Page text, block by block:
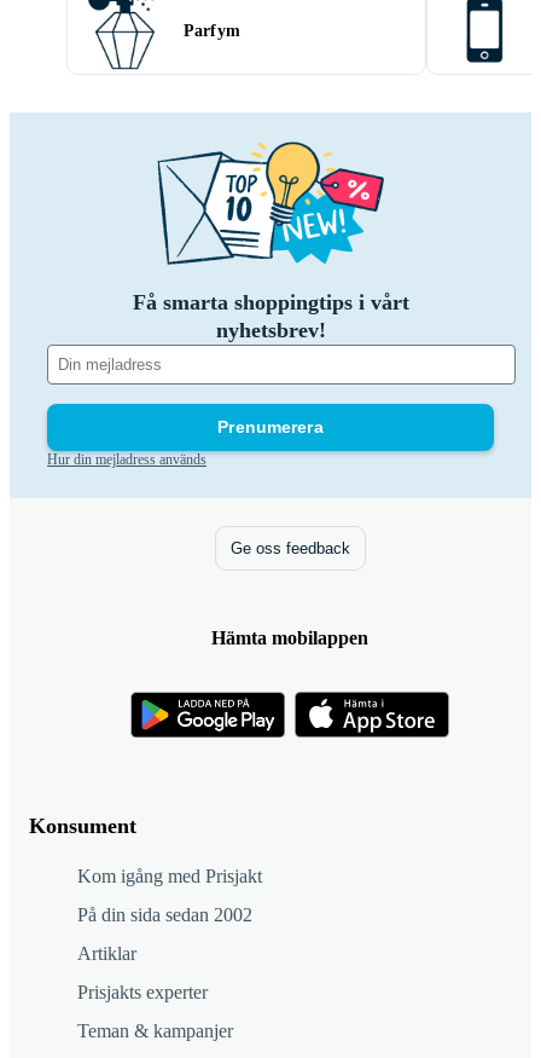
Parfym
Få smarta shoppingtips i vårt
nyhetsbrev!
Prenumerera
Hur din mejladress används
Konsument
Kom igång med Prisjakt
På din sida sedan 2002
Artiklar
Prisjakts experter
Teman & kampanjer
Ge oss feedback
Hämta mobilappen